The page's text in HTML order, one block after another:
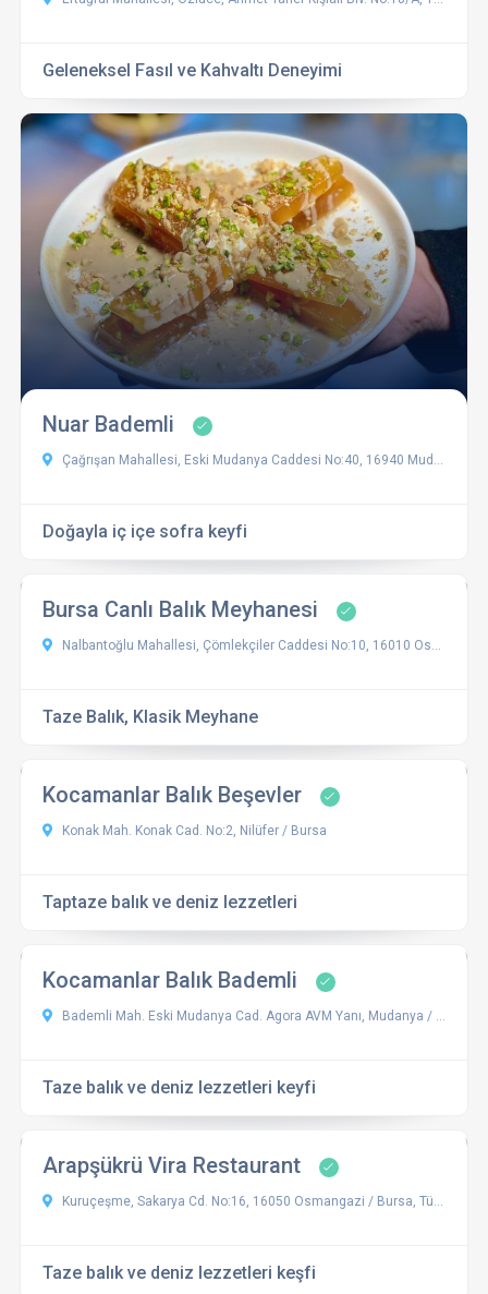
Geleneksel Fasıl ve Kahvaltı Deneyimi
Nuar Bademli
Çağrışan Mahallesi, Eski Mudanya Caddesi No:40, 16940 Mudanya / Bursa
Doğayla iç içe sofra keyfi
Bursa Canlı Balık Meyhanesi
Nalbantoğlu Mahallesi, Çömlekçiler Caddesi No:10, 16010 Osmangazi/Bursa
Taze Balık, Klasik Meyhane
Kocamanlar Balık Beşevler
Konak Mah. Konak Cad. No:2, Nilüfer / Bursa
Taptaze balık ve deniz lezzetleri
Kocamanlar Balık Bademli
Bademli Mah. Eski Mudanya Cad. Agora AVM Yanı, Mudanya / Bursa
Taze balık ve deniz lezzetleri keyfi
Arapşükrü Vira Restaurant
Kuruçeşme, Sakarya Cd. No:16, 16050 Osmangazi / Bursa, Türkiye
Taze balık ve deniz lezzetleri keşfi